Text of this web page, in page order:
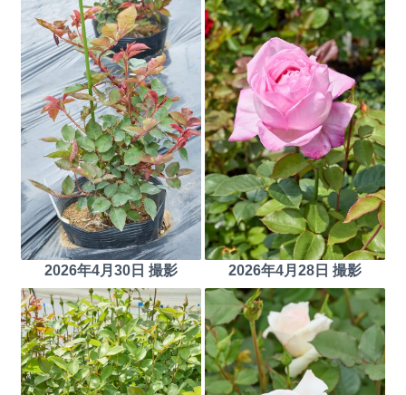
2026年4月30日 撮影 2026年4月28日 撮影